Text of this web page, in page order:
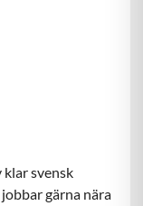
klar svensk
gärna nära